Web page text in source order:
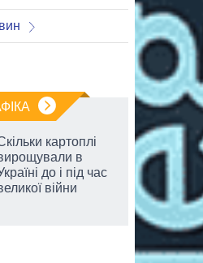
картоплі
в
до і під час
війни